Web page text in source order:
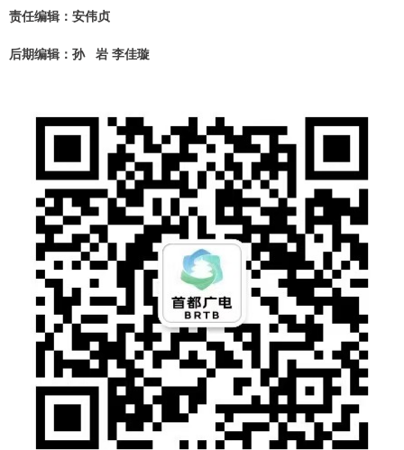
责任编辑：安伟贞
后期编辑：孙 岩 李佳璇